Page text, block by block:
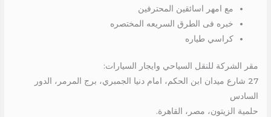
مع امهر اسائقين المحترفين
خبره فى الطرق السريعه المختصره
كراسي طياره
مقر الشركة للنقل السياحي وايجار السيارات:
27 شارع ميدان ابن الحكم، امام دنيا الجمبري، برج المرمر، الدور
السادس
حلمية الزيتون، مصر، القاهرة.